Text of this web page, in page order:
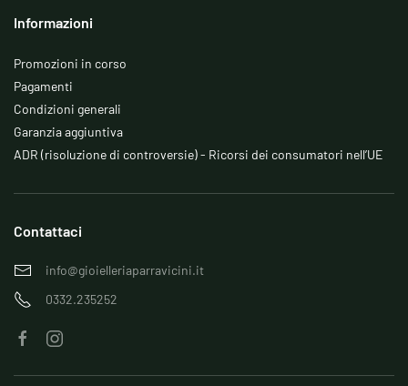
Informazioni
Promozioni in corso
Pagamenti
Condizioni generali
Garanzia aggiuntiva
ADR (risoluzione di controversie) - Ricorsi dei consumatori nell’UE
Contattaci
info@gioielleriaparravicini.it
0332.235252